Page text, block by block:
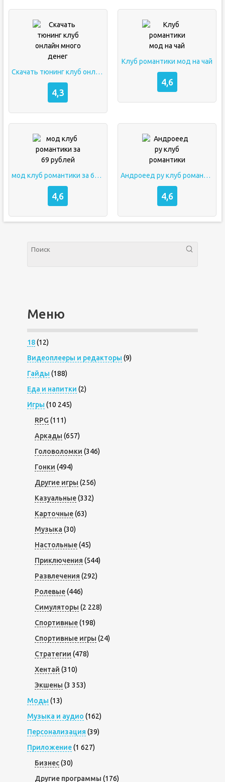
Скачать тюнинг клуб онлайн много денег
4,3
Клуб романтики мод на чай
4,6
мод клуб романтики за 69 рублей
4,6
Андроеед ру клуб романтики
4,6
Меню
18(12)
Видеоплееры и редакторы (9)
Гайды (188)
Еда и напитки (2)
Игры (10 245)
RPG (111)
Аркады (657)
Головоломки (346)
Гонки (494)
Другие игры (256)
Казуальные(332)
Карточные(63)
Музыка (30)
Настольные(45)
Приключения (544)
Развлечения (292)
Ролевые(446)
Симуляторы (2 228)
Спортивные(198)
Спортивные игры (24)
Стратегии (478)
Хентай (310)
Экшены (3 353)
Моды (13)
Музыка и аудио (162)
Персонализация (39)
Приложение(1 627)
Бизнес(30)
Другие программы (176)